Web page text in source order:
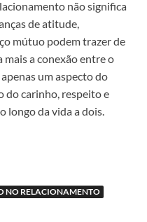
não significa
de atitude,
mútuo podem trazer de
a conexão entre o
um aspecto do
do carinho, respeito e
longo da vida a dois.
NO RELACIONAMENTO